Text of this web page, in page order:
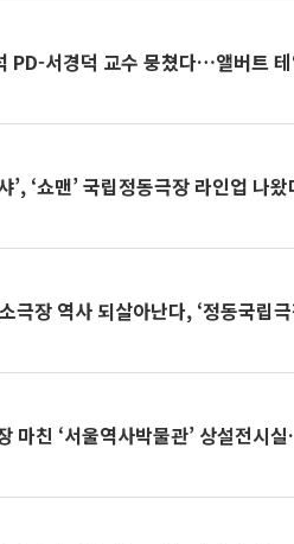
PD-서경덕 교수 뭉쳤다…앨버트
’, ‘쇼맨’ 국립정동극장 라인업 나
극장 역사 되살아난다, ‘정동국립
마친 ‘서울역사박물관’ 상설전시